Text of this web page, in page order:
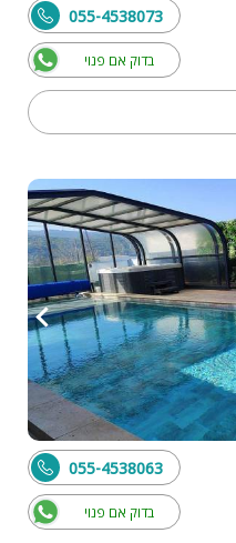
בדוק אם פנוי
055-4538073
בדוק אם פנוי
055-4538063